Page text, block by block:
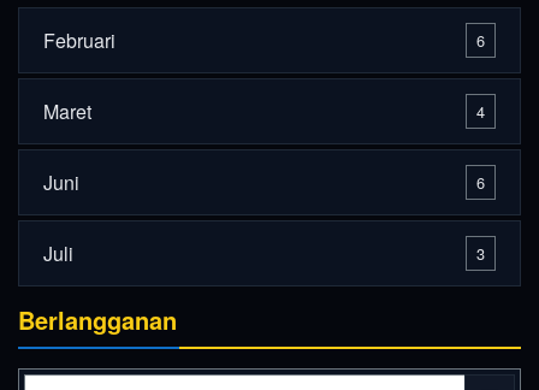
Februari 6
Maret 4
Juni 6
Juli 3
Berlangganan